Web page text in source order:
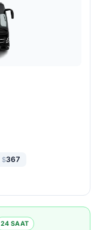
$367
24 SAAT